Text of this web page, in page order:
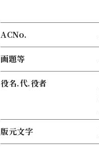
ACNo.
画題等
役名.代.役者
版元文字